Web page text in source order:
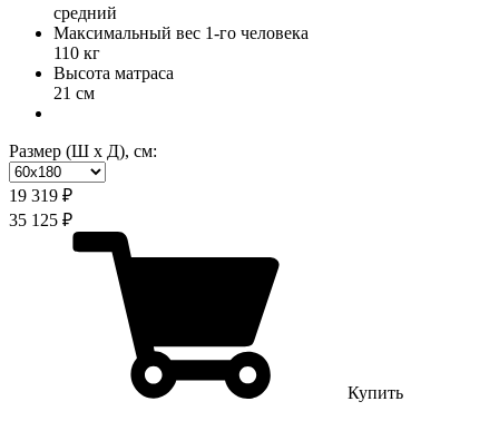
средний
Максимальный вес 1-го человека
110 кг
Высота матраса
21 см
Размер (Ш х Д), см:
19 319 ₽
35 125 ₽
Купить